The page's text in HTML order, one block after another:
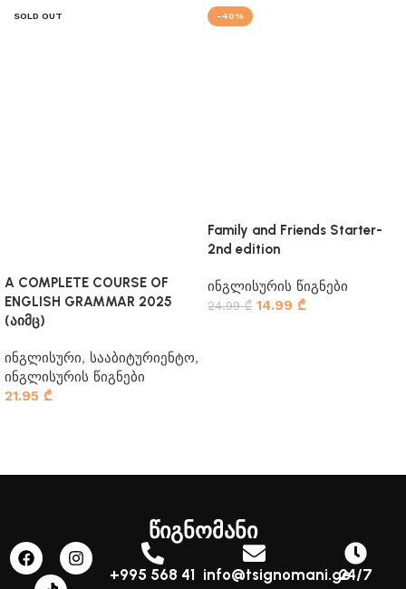
SOLD OUT
A COMPLETE COURSE OF
ENGLISH GRAMMAR 2025
(აიმც)
ინგლისური, სააბიტურიენტო,
ინგლისურის წიგნები
21.95 ₾
-40%
Family and Friends Starter-
2nd edition
ინგლისურის წიგნები
24.99₾ 14.99 ₾
წიგნომანი
+995 568 41 info@tsignomani.ge24/7